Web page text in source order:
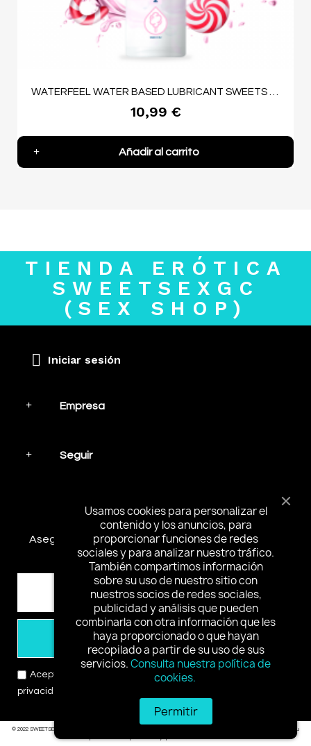
WATERFEEL WATER BASED LUBRICANT SWEETS 175 ML
10,99 €
Añadir al carrito
TIENDA ERÓTICA
SWEETSEXGC
(SEX SHOP)
Iniciar sesión
Empresa
Seguir
Mantente en contacto
Asegúrese de suscribirse y recibir las noticias más
interesantes y ofertas especiales.
Suscribirse
Acepto los términos y condiciones y la política de
privacidad
© 2022 SWEETSEXGC Reservados todos los derechos.
Al ingresar a este sitio, usted jura que es mayor de edad en su
Usamos cookies para personalizar el
contenido y los anuncios, para
proporcionar funciones de redes
sociales y para analizar nuestro tráfico.
También compartimos información
sobre su uso de nuestro sitio con
nuestros socios de redes sociales,
publicidad y análisis que pueden
combinarla con otra información que les
haya proporcionado o que hayan
recopilado a partir de su uso de sus
servicios.Consulta nuestra política de
cookies.
Permitir